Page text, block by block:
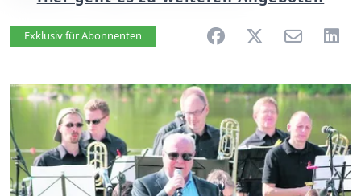
Artikel vorlesen
Exklusiv für Abonnenten